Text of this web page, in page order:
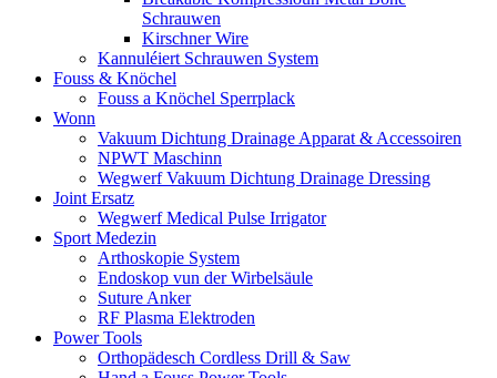
Schrauwen
Kirschner Wire
Kannuléiert Schrauwen System
Fouss & Knöchel
Fouss a Knöchel Sperrplack
Wonn
Vakuum Dichtung Drainage Apparat & Accessoiren
NPWT Maschinn
Wegwerf Vakuum Dichtung Drainage Dressing
Joint Ersatz
Wegwerf Medical Pulse Irrigator
Sport Medezin
Arthoskopie System
Endoskop vun der Wirbelsäule
Suture Anker
RF Plasma Elektroden
Power Tools
Orthopädesch Cordless Drill & Saw